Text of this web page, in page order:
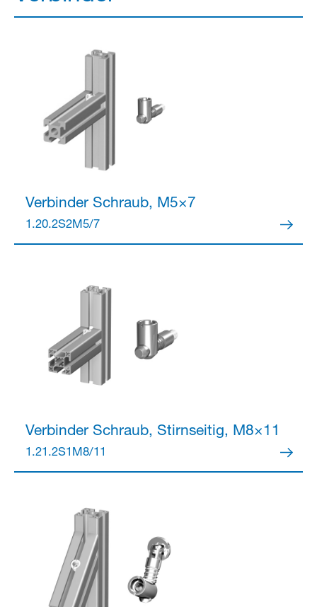
VerbinderSchraub, M5×7
1.20.2S2M5/7
VerbinderSchraub, Stirnseitig, M8×11
1.21.2S1M8/11